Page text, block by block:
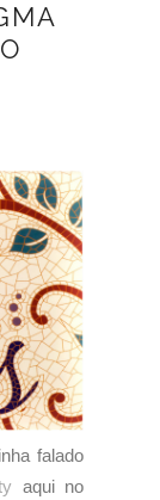
falado
aqui no